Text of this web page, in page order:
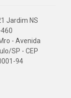
Jardim NS
- Avenida
SP - CEP
94